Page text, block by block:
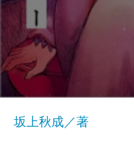
坂上秋成／著